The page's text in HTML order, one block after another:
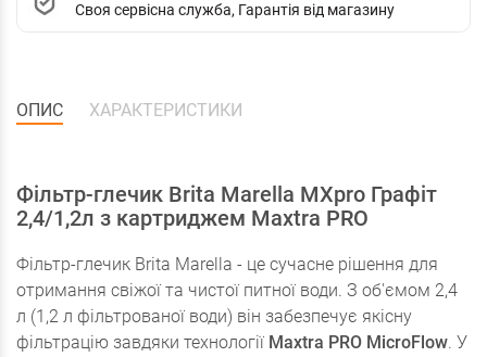
Своя сервісна служба, Гарантія від магазину
ОПИС ХАРАКТЕРИСТИКИ
Фільтр-глечик Brita Marella MXpro Графіт
2,4/1,2л з картриджем Maxtra PRO
Фільтр-глечик Brita Marella - це сучасне рішення для
отримання свіжої та чистої питної води. З об'ємом 2,4
л (1,2 л фільтрованої води) він забезпечує якісну
фільтрацію завдяки технології Maxtra PRO MicroFlow. У